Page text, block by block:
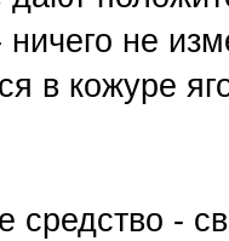
не
в кожуре
средство -